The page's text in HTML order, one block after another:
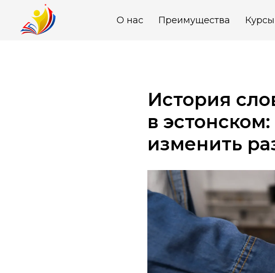
О нас Преимущества Курсы
История
в
изменить